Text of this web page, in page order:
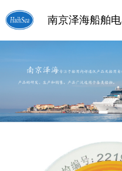
南京泽海船舶